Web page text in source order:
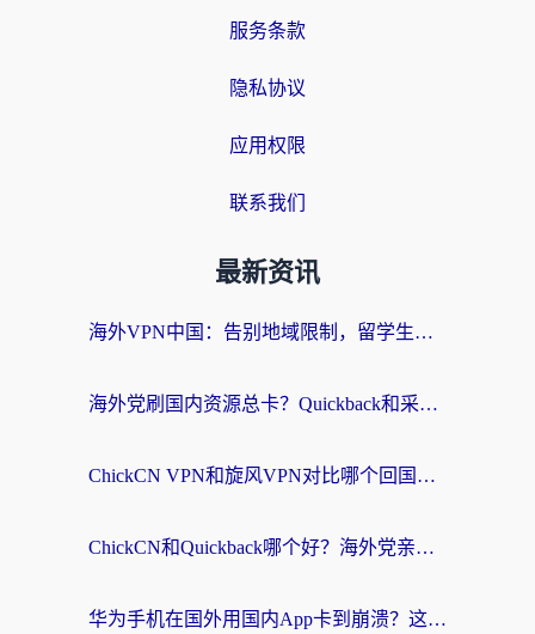
服务条款
隐私协议
应用权限
联系我们
最新资讯
海外VPN中国：告别地域限制，留学生与华人如何轻松刷国内剧、玩国服？
海外党刷国内资源总卡？Quickback和采集蜂好用吗？这篇指南帮你避坑
ChickCN VPN和旋风VPN对比哪个回国效果更好？海外党亲测实用指南
ChickCN和Quickback哪个好？海外党亲测回国加速器，轻松解锁国内资源（附避坑指南）
华为手机在国外用国内App卡到崩溃？这篇加速器指南帮你无缝刷剧打游戏